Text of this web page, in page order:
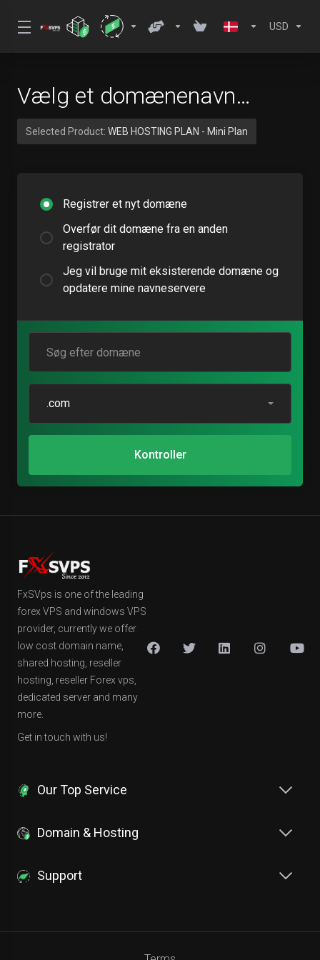
USD
Vælg et domænenavn…
Selected Product: WEB HOSTING PLAN - Mini Plan
Registrer et nyt domæne
Overfør dit domæne fra en anden
registrator
Jeg vil bruge mit eksisterende domæne og
opdatere mine navneservere
.com
Kontroller
FxSVps is one of the leading
forex VPS and windows VPS
provider, currently we offer
low cost domain name,
shared hosting, reseller
hosting, reseller Forex vps,
dedicated server and many
more.
Get in touch with us!
Our Top Service
Domain & Hosting
Support